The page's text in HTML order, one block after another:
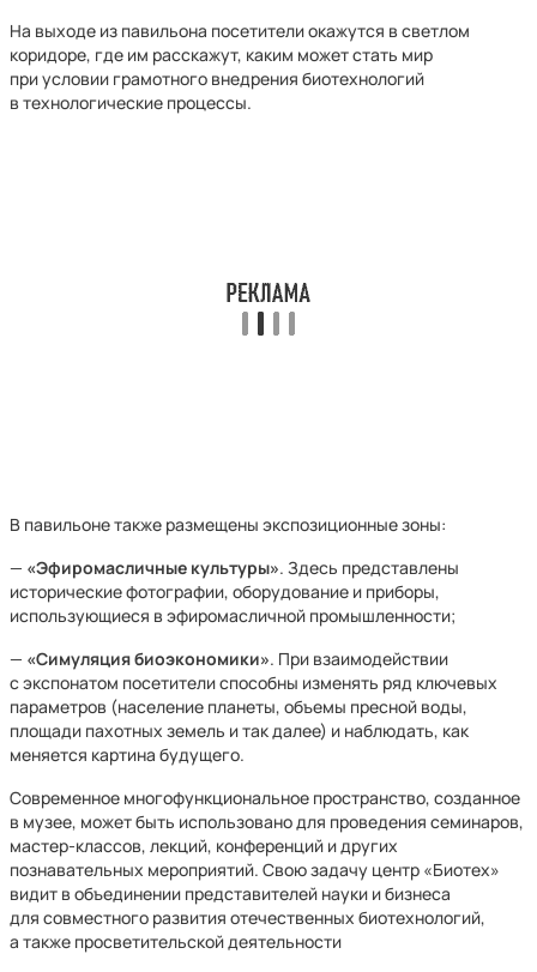
На выходе из павильона посетители окажутся в светлом
коридоре, где им расскажут, каким может стать мир
при условии грамотного внедрения биотехнологий
в технологические процессы.
В павильоне также размещены экспозиционные зоны:
— «Эфиромасличные культуры». Здесь представлены
исторические фотографии, оборудование и приборы,
использующиеся в эфиромасличной промышленности;
— «Симуляция биоэкономики». При взаимодействии
с экспонатом посетители способны изменять ряд ключевых
параметров (население планеты, объемы пресной воды,
площади пахотных земель и так далее) и наблюдать, как
меняется картина будущего.
Современное многофункциональное пространство, созданное
в музее, может быть использовано для проведения семинаров,
мастер-классов, лекций, конференций и других
познавательных мероприятий. Свою задачу центр «Биотех»
видит в объединении представителей науки и бизнеса
для совместного развития отечественных биотехнологий,
а также просветительской деятельности